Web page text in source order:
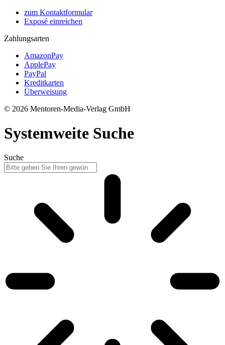
zum Kontaktformular
Exposé einreichen
Zahlungsarten
AmazonPay
ApplePay
PayPal
Kreditkarten
Überweisung
© 2026 Mentoren-Media-Verlag GmbH
Systemweite Suche
Suche